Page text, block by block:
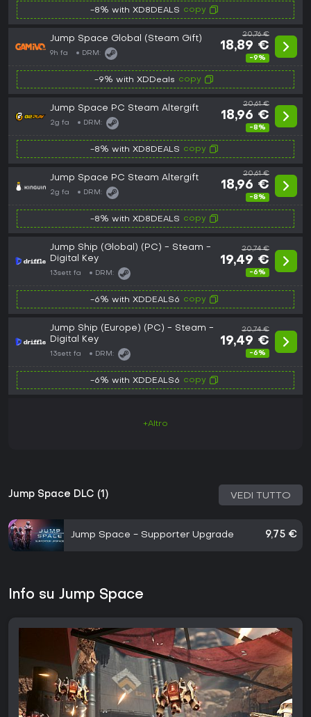
-8% with XD8DEALS copy
Jump Space Global (Steam Gift)
9h fa DRM:
20,76 €
18,89 €
-9%
-9% with XDDeals copy
Jump Space PC Steam Altergift
2g fa DRM:
20,61 €
18,96 €
-8%
-8% with XD8DEALS copy
Jump Space PC Steam Altergift
2g fa DRM:
20,61 €
18,96 €
-8%
-8% with XD8DEALS copy
Jump Ship (Global) (PC) - Steam -
Digital Key
13sett fa DRM:
20,74 €
19,49 €
-6%
-6% with XDDEALS6 copy
Jump Ship (Europe) (PC) - Steam -
Digital Key
13sett fa DRM:
20,74 €
19,49 €
-6%
-6% with XDDEALS6 copy
+Altro
Jump Space DLC (1) VEDI TUTTO
Jump Space - Supporter Upgrade 9,75 €
Info su Jump Space